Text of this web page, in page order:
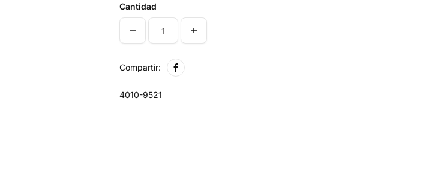
Cantidad
Compartir:
4010-9521